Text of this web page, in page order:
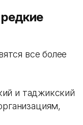
все более
и таджикский